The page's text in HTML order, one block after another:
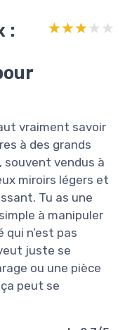
:
★★★★★
★★★★★
vraiment savoir
à des grands
souvent vendus à
miroirs légers et
Tu as une
à manipuler
n’est pas
juste se
ou une pièce
peut se